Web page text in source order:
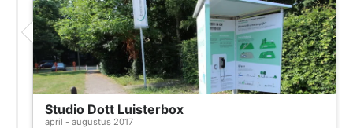
Project
Studio Dott Luisterbox
april - augustus 2017